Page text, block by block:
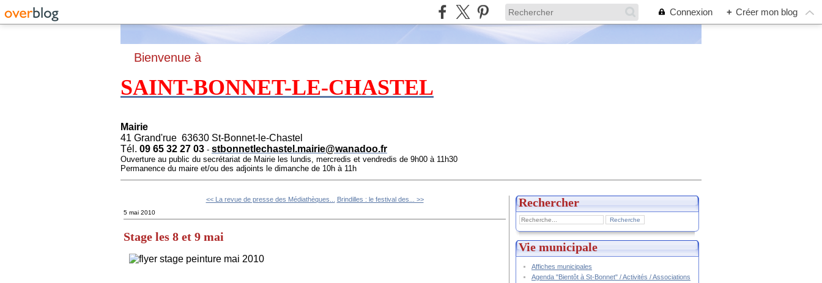
Connexion + Créer mon blog
Bienvenue à
SAINT-BONNET-LE-CHASTEL
Mairie
41 Grand'rue 63630 St-Bonnet-le-Chastel
Tél. 09 65 32 27 03 - stbonnetlechastel.mairie@wanadoo.fr
Ouverture au public du secrétariat de Mairie les lundis, mercredis et vendredis de 9h00 à 11h30
Permanence du maire et/ou des adjoints le dimanche de 10h à 11h
<< La revue de presse des Médiathèques... Brindilles : le festival des... >>
5 mai 2010
Stage les 8 et 9 mai
Rechercher
Vie municipale
Affiches municipales
Agenda "Bientôt à St-Bonnet" / Activités / Associations